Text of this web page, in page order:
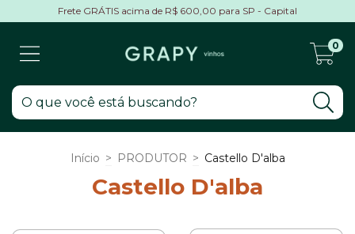
Frete GRÁTIS acima de R$ 600,00 para SP - Capital
0
Início > PRODUTOR > Castello D'alba
Castello D'alba